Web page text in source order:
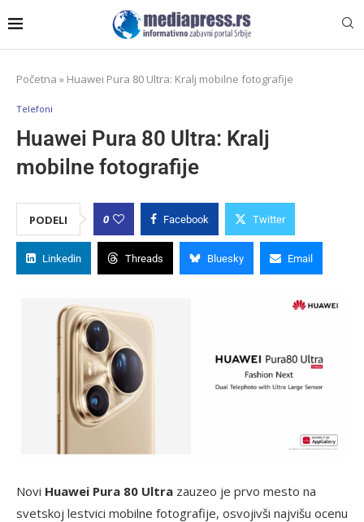
Početna » Huawei Pura 80 Ultra: Kralj mobilne fotografije
Telefoni
Huawei Pura 80 Ultra: Kralj
mobilne fotografije
PODELI 0 Facebook Twitter
Linkedin Threads Bluesky Email
Novi Huawei Pura 80 Ultra zauzeo je prvo mesto na
svetskoj lestvici mobilne fotografije, osvojivši najvišu ocenu